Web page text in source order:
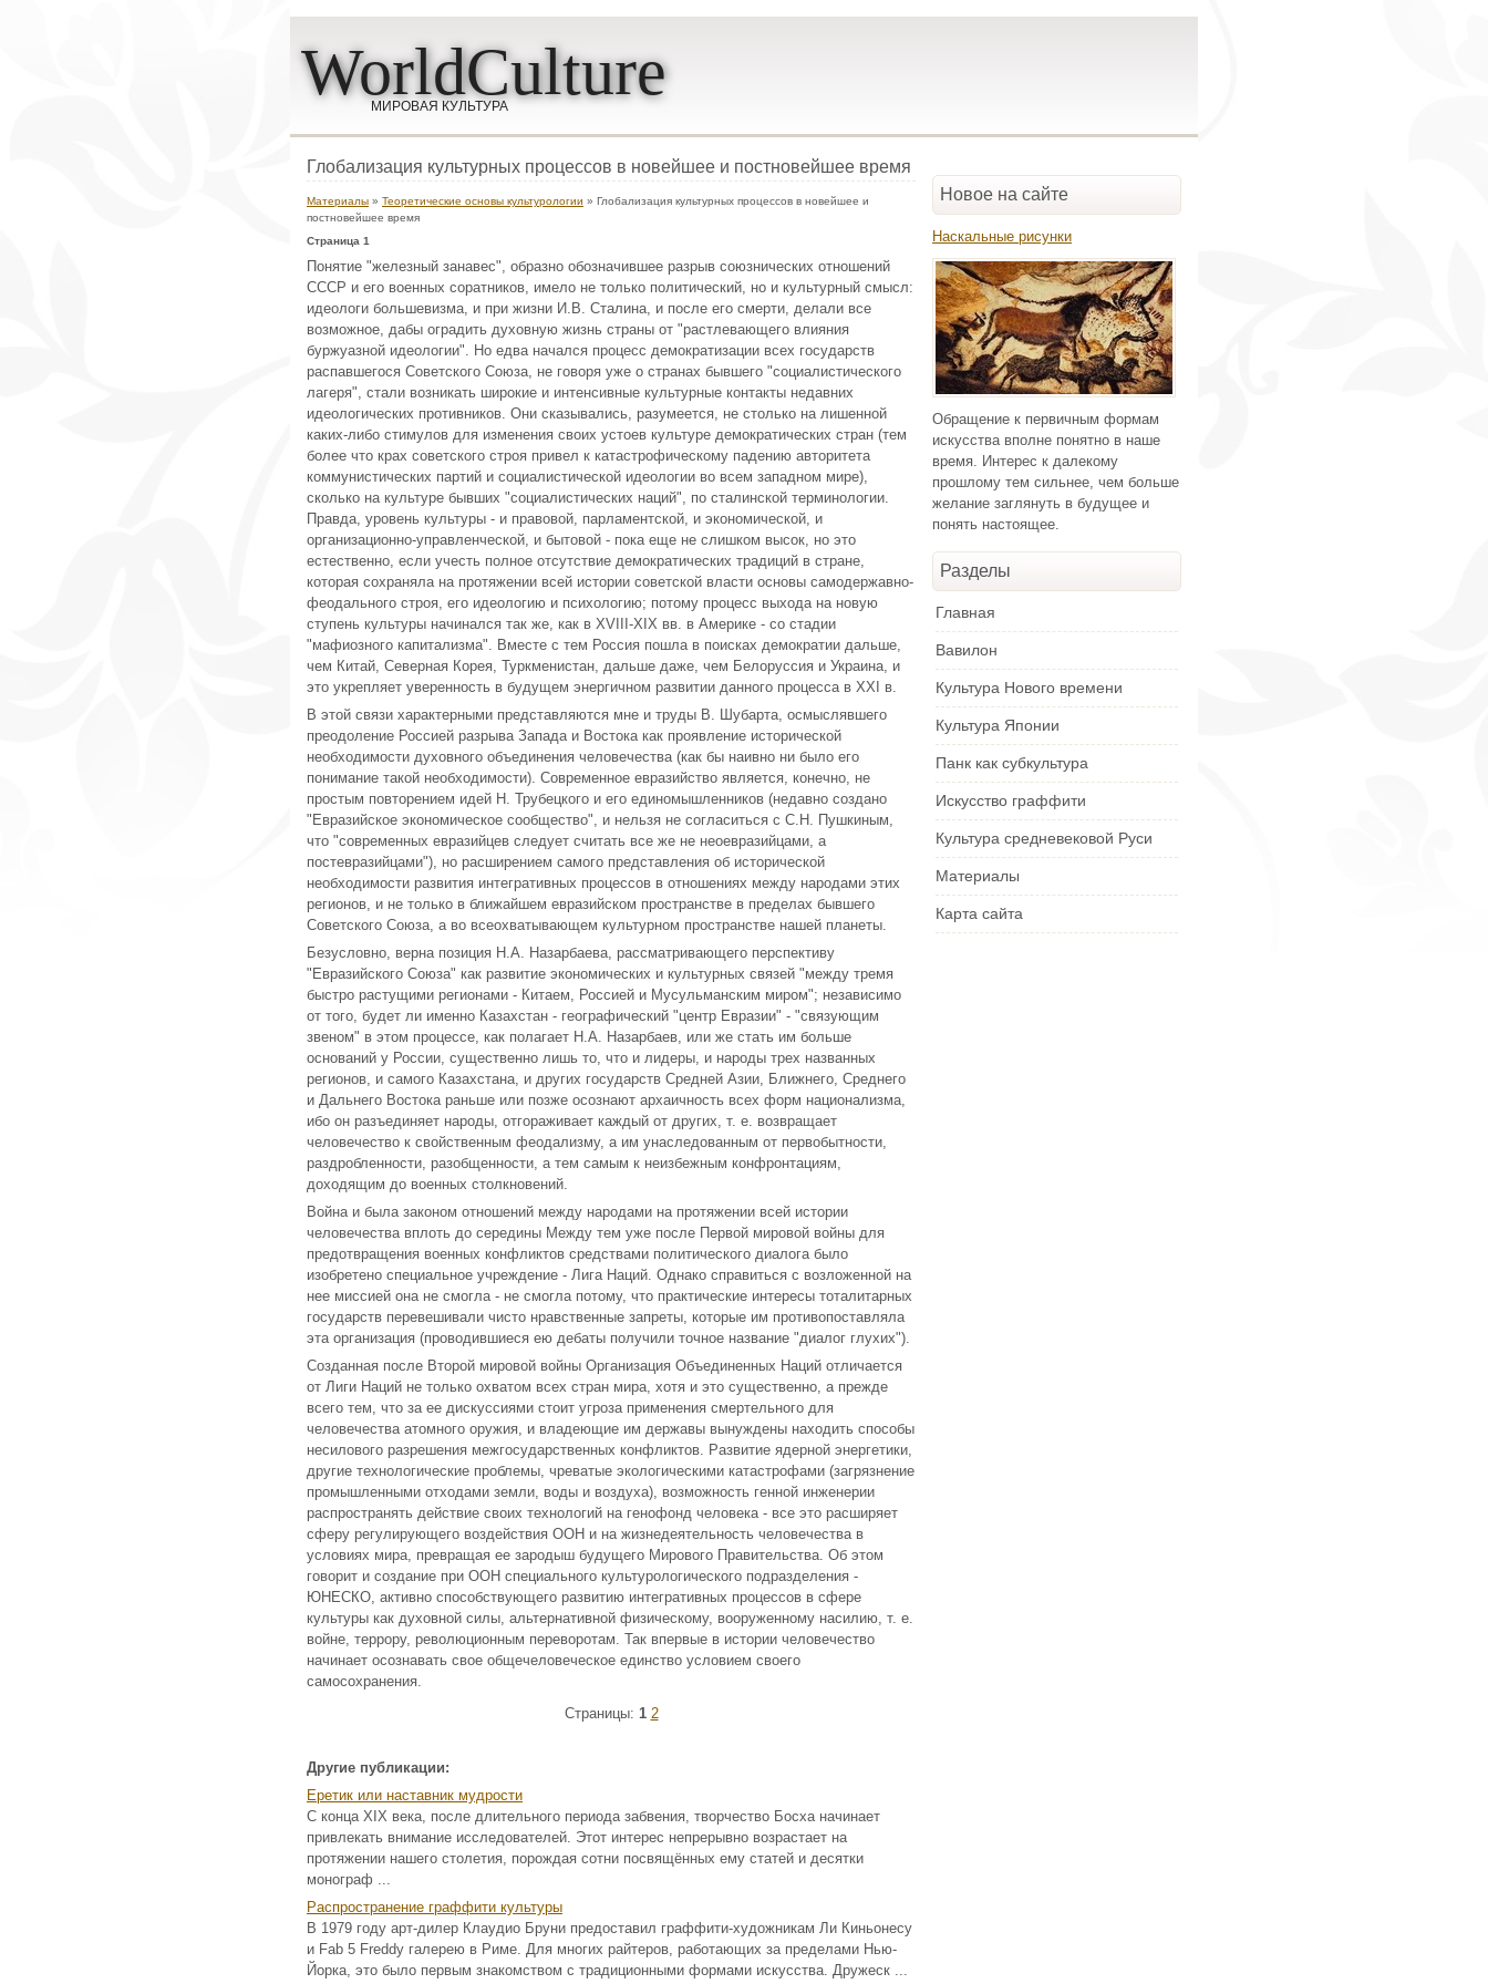
WorldCulture
МИРОВАЯ КУЛЬТУРА
Глобализация культурных процессов в новейшее и постновейшее время
Материалы » Теоретические основы культурологии » Глобализация культурных процессов в новейшее и
постновейшее время
Страница 1
Понятие "железный занавес", образно обозначившее разрыв союзнических отношений
СССР и его военных соратников, имело не только политический, но и культурный смысл:
идеологи большевизма, и при жизни И.В. Сталина, и после его смерти, делали все
возможное, дабы оградить духовную жизнь страны от "растлевающего влияния
буржуазной идеологии". Но едва начался процесс демократизации всех государств
распавшегося Советского Союза, не говоря уже о странах бывшего "социалистического
лагеря", стали возникать широкие и интенсивные культурные контакты недавних
идеологических противников. Они сказывались, разумеется, не столько на лишенной
каких-либо стимулов для изменения своих устоев культуре демократических стран (тем
более что крах советского строя привел к катастрофическому падению авторитета
коммунистических партий и социалистической идеологии во всем западном мире),
сколько на культуре бывших "социалистических наций", по сталинской терминологии.
Правда, уровень культуры - и правовой, парламентской, и экономической, и
организационно-управленческой, и бытовой - пока еще не слишком высок, но это
естественно, если учесть полное отсутствие демократических традиций в стране,
которая сохраняла на протяжении всей истории советской власти основы самодержавно-
феодального строя, его идеологию и психологию; потому процесс выхода на новую
ступень культуры начинался так же, как в XVIII-XIX вв. в Америке - со стадии
"мафиозного капитализма". Вместе с тем Россия пошла в поисках демократии дальше,
чем Китай, Северная Корея, Туркменистан, дальше даже, чем Белоруссия и Украина, и
это укрепляет уверенность в будущем энергичном развитии данного процесса в XXI в.
В этой связи характерными представляются мне и труды В. Шубарта, осмыслявшего
преодоление Россией разрыва Запада и Востока как проявление исторической
необходимости духовного объединения человечества (как бы наивно ни было его
понимание такой необходимости). Современное евразийство является, конечно, не
простым повторением идей Н. Трубецкого и его единомышленников (недавно создано
"Евразийское экономическое сообщество", и нельзя не согласиться с С.Н. Пушкиным,
что "современных евразийцев следует считать все же не неоевразийцами, а
постевразийцами"), но расширением самого представления об исторической
необходимости развития интегративных процессов в отношениях между народами этих
регионов, и не только в ближайшем евразийском пространстве в пределах бывшего
Советского Союза, а во всеохватывающем культурном пространстве нашей планеты.
Безусловно, верна позиция Н.А. Назарбаева, рассматривающего перспективу
"Евразийского Союза" как развитие экономических и культурных связей "между тремя
быстро растущими регионами - Китаем, Россией и Мусульманским миром"; независимо
от того, будет ли именно Казахстан - географический "центр Евразии" - "связующим
звеном" в этом процессе, как полагает Н.А. Назарбаев, или же стать им больше
оснований у России, существенно лишь то, что и лидеры, и народы трех названных
регионов, и самого Казахстана, и других государств Средней Азии, Ближнего, Среднего
и Дальнего Востока раньше или позже осознают архаичность всех форм национализма,
ибо он разъединяет народы, отгораживает каждый от других, т. е. возвращает
человечество к свойственным феодализму, а им унаследованным от первобытности,
раздробленности, разобщенности, а тем самым к неизбежным конфронтациям,
доходящим до военных столкновений.
Война и была законом отношений между народами на протяжении всей истории
человечества вплоть до середины Между тем уже после Первой мировой войны для
предотвращения военных конфликтов средствами политического диалога было
изобретено специальное учреждение - Лига Наций. Однако справиться с возложенной на
нее миссией она не смогла - не смогла потому, что практические интересы тоталитарных
государств перевешивали чисто нравственные запреты, которые им противопоставляла
эта организация (проводившиеся ею дебаты получили точное название "диалог глухих").
Созданная после Второй мировой войны Организация Объединенных Наций отличается
от Лиги Наций не только охватом всех стран мира, хотя и это существенно, а прежде
всего тем, что за ее дискуссиями стоит угроза применения смертельного для
человечества атомного оружия, и владеющие им державы вынуждены находить способы
несилового разрешения межгосударственных конфликтов. Развитие ядерной энергетики,
другие технологические проблемы, чреватые экологическими катастрофами (загрязнение
промышленными отходами земли, воды и воздуха), возможность генной инженерии
распространять действие своих технологий на генофонд человека - все это расширяет
сферу регулирующего воздействия ООН и на жизнедеятельность человечества в
условиях мира, превращая ее зародыш будущего Мирового Правительства. Об этом
говорит и создание при ООН специального культурологического подразделения -
ЮНЕСКО, активно способствующего развитию интегративных процессов в сфере
культуры как духовной силы, альтернативной физическому, вооруженному насилию, т. е.
войне, террору, революционным переворотам. Так впервые в истории человечество
начинает осознавать свое общечеловеческое единство условием своего
самосохранения.
Страницы: 1 2
Другие публикации:
Еретик или наставник мудрости
С конца XIX века, после длительного периода забвения, творчество Босха начинает
привлекать внимание исследователей. Этот интерес непрерывно возрастает на
протяжении нашего столетия, порождая сотни посвящённых ему статей и десятки
монограф ...
Распространение граффити культуры
В 1979 году арт-дилер Клаудио Бруни предоставил граффити-художникам Ли Киньонесу
и Fab 5 Freddy галерею в Риме. Для многих райтеров, работающих за пределами Нью-
Йорка, это было первым знакомством с традиционными формами искусства. Дружеск ...
Новое на сайте
Наскальные рисунки
Обращение к первичным формам
искусства вполне понятно в наше
время. Интерес к далекому
прошлому тем сильнее, чем больше
желание заглянуть в будущее и
понять настоящее.
Разделы
Главная
Вавилон
Культура Нового времени
Культура Японии
Панк как субкультура
Искусство граффити
Культура средневековой Руси
Материалы
Карта сайта